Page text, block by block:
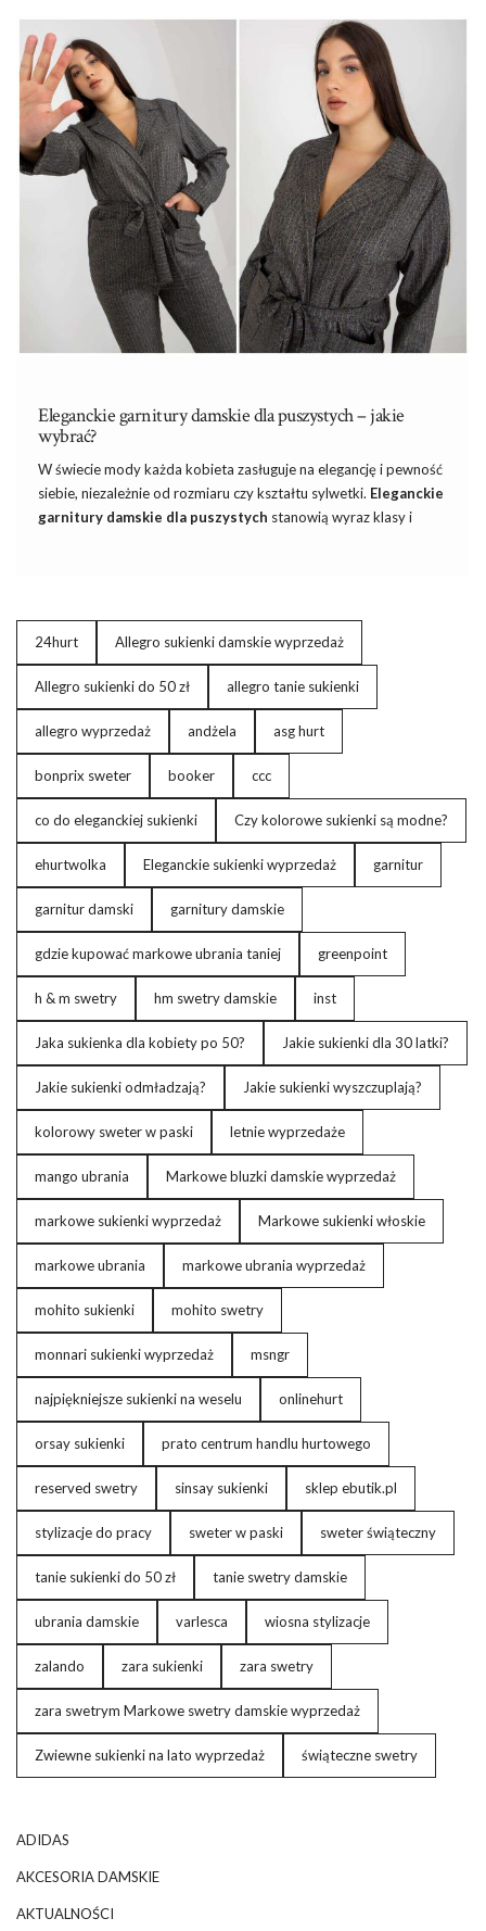
powinnyśmy zdecydować, jakie inne elementy stroju dobrać.
Żakietysą stylizowane na męskich marynarkach. Kobiety, które
je noszą są odbierane przez otoczenie jako pewne siebie i
niezależne.Żakiety
idealnie nadają się do noszenia w pracy.
Idealnie wpisują się w zasady dress code’u. Klienci i
współpracownicy odbierają nas przez pryzmat tego, jak
wyglądamy. Starajmy się …
Eleganckie garnitury damskie dla puszystych – jakie
wybrać?
W świecie mody każda kobieta zasługuje na elegancję i pewność
siebie, niezależnie od rozmiaru czy kształtu sylwetki. Eleganckie
garnitury damskie dla puszystych stanowią wyraz klasy i
dla kobiet o różnych kształtach i gustach modowych. Odkryjmy,
jak eleganckie komplety w dużych rozmiarów podkreślają
indywidualność, oferując zarazem komfort i pewność siebie.
Eleganckie garnitury damskie dla
puszystych –
24hurt Allegro sukienki damskie wyprzedaż
Allegro sukienki do 50 zł allegro tanie sukienki
allegro wyprzedaż andżela asg hurt
bonprix sweter booker ccc
co do eleganckiej sukienki Czy kolorowe sukienki są modne?
ehurtwolka Eleganckie sukienki wyprzedaż garnitur
garnitur damski garnitury damskie
gdzie kupować markowe ubrania taniej greenpoint
h & m swetry hm swetry damskie inst
Jaka sukienka dla kobiety po 50? Jakie sukienki dla 30 latki?
Jakie sukienki odmładzają? Jakie sukienki wyszczuplają?
kolorowy sweter w paski letnie wyprzedaże
mango ubrania Markowe bluzki damskie wyprzedaż
markowe sukienki wyprzedaż Markowe sukienki włoskie
markowe ubrania markowe ubrania wyprzedaż
mohito sukienki mohito swetry
monnari sukienki wyprzedaż msngr
najpiękniejsze sukienki na weselu onlinehurt
orsay sukienki prato centrum handlu hurtowego
reserved swetry sinsay sukienki sklep ebutik.pl
stylizacje do pracy sweter w paski sweter świąteczny
tanie sukienki do 50 zł tanie swetry damskie
ubrania damskie varlesca wiosna stylizacje
zalando zara sukienki zara swetry
zara swetrym Markowe swetry damskie wyprzedaż
Zwiewne sukienki na lato wyprzedaż świąteczne swetry
ADIDAS
AKCESORIA DAMSKIE
AKTUALNOŚCI